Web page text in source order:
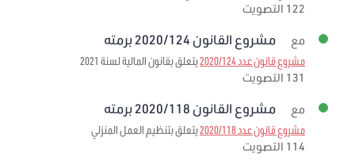
122 التصويت
مع مشروع القانون 2020/124 برمته
مشروع قانون عدد 2020/124
يتعلق بقانون المالية لسنة 2021
131 التصويت
مع مشروع القانون 2020/118 برمته
مشروع قانون عدد 2020/118
يتعلق بتنظيم العمل المنزلي
114 التصويت